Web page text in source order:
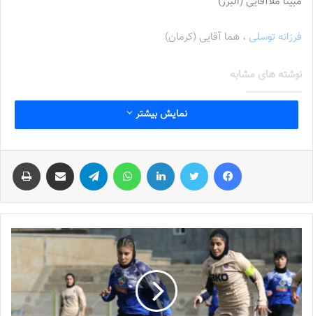
فرزانه توسلی ، هما آقایی (کرمان)
نوشته های مشابه
جنجال جدید در سوپرلیگ فوتسال
لیست تیم ملی فوتسال زنان اعلام شد
سرنوشت عجیب ستاره ایرانی در تورکال
2023-05-12
برگزاری اردوی انتخابی تیم ملی فوتسال
نمایش بیشتر